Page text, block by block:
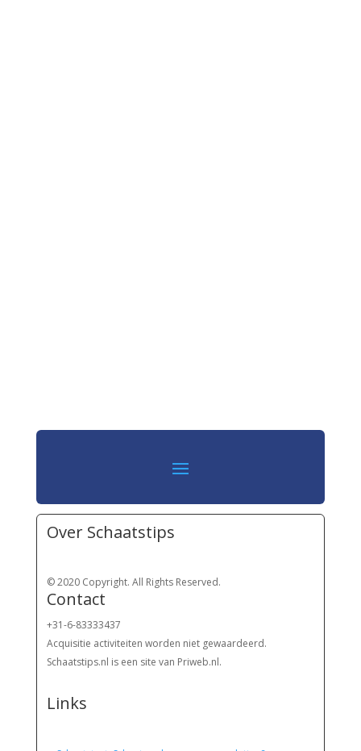
Over Schaatstips
© 2020 Copyright. All Rights Reserved.
Contact
+31-6-83333437
Acquisitie activiteiten worden niet gewaardeerd.
Schaatstips.nl is een site van Priweb.nl.
Links